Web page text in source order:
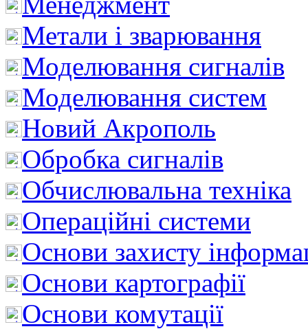
Метали і зварювання
Моделювання сигналів
Моделювання систем
Новий Акрополь
Обробка сигналів
Обчислювальна техніка
Операційні системи
Основи захисту
Основи картографії
Основи комутації